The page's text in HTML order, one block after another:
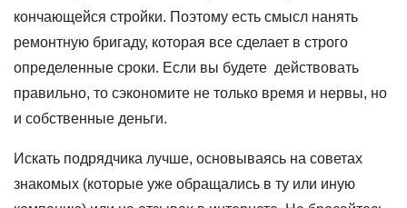
кончающейся стройки. Поэтому есть смысл нанять
ремонтную бригаду, которая все сделает в строго
определенные сроки. Если вы будете действовать
правильно, то сэкономите не только время и нервы, но
и собственные деньги.
Искать подрядчика лучше, основываясь на советах
знакомых (которые уже обращались в ту или иную